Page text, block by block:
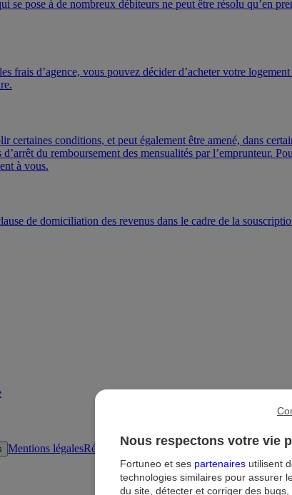
pose à de nombreux débiteurs ne peut être résolu qu’en
frais d’agence, vous pouvez décider d’acheter votre
conditions, et peut également être amené, dans
du remboursement des mensualités par l’emprunteur.
à vous.
de domiciliation des revenus dans le cadre de la
Mentions légalesRéglementation Droit au compte et clients
Nous respectons votre vie
Fortuneo et ses partenaires utilisent
technologies similaires pour assurer
du site, détecter et corriger des